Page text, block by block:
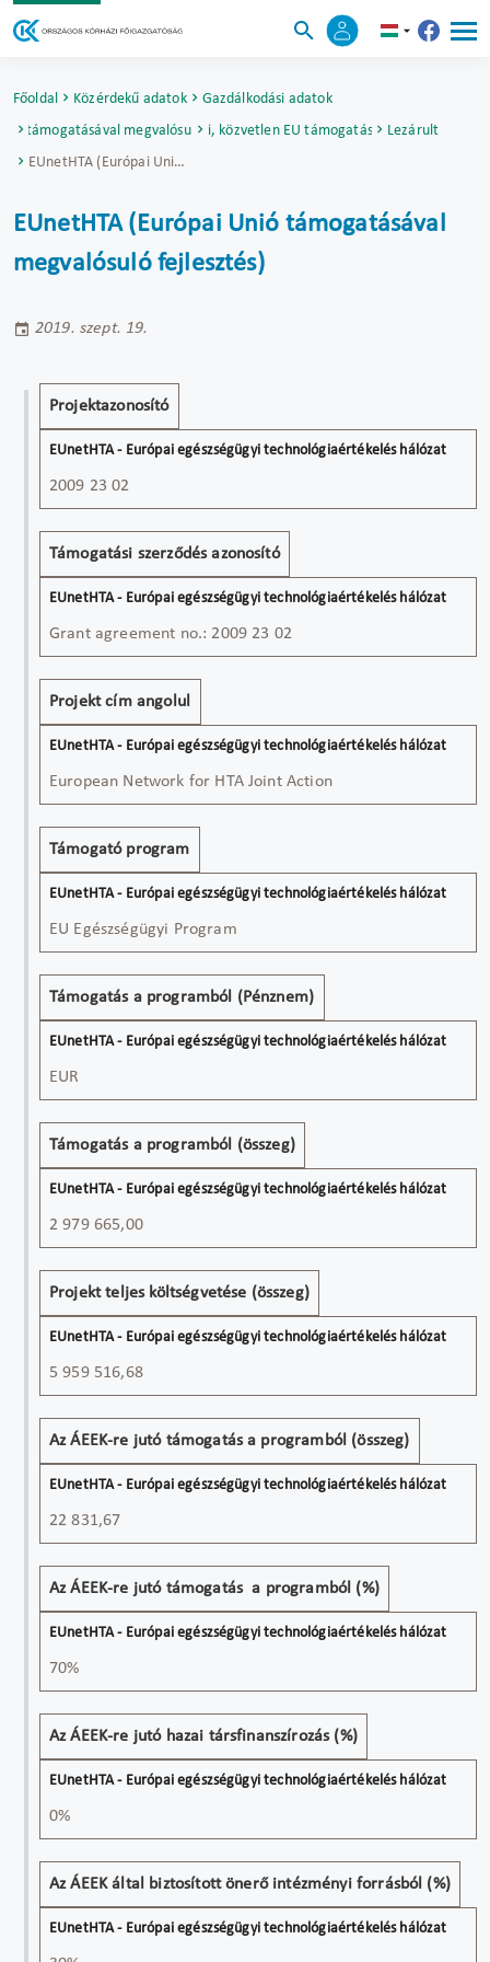
Főoldal Közérdekű adatok
Gazdálkodási adatok
támogatásával megvalósuló fejlesztések
Nemzetközi, közvetlen EU támogatású projektek
Lezárult
EUnetHTA (Európai Unió támogatásával megvalósuló fejlesztés)
EUnetHTA (Európai Unió támogatásával
megvalósuló fejlesztés)
2019. szept. 19.
Projekt
cím
EUnetHTA - Európai
egészségügyi
technológiaértékelés
hálózat
Projektazonosító
2009 23 02
Támogatási szerződés azonosító
Grant agreement no.: 2009 23 02
Projekt cím angolul
European Network for HTA Joint Action
Támogató program
EU Egészségügyi Program
Támogatás a programból (Pénznem)
EUR
Támogatás a programból (összeg)
2 979 665,00
Projekt teljes költségvetése (összeg)
5 959 516,68
Az ÁEEK-re jutó támogatás a programból (összeg)
22 831,67
Az ÁEEK-re jutó támogatás a programból (%)
70%
Az ÁEEK-re jutó hazai társfinanszírozás (%)
0%
Az ÁEEK által biztosított önerő intézményi forrásból (%)